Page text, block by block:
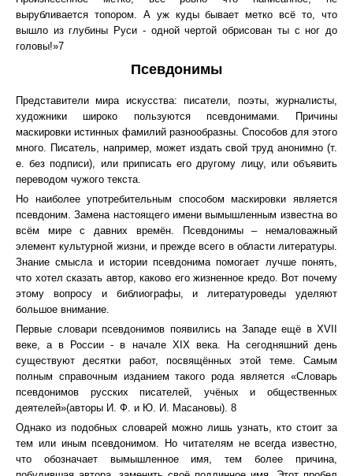
вырубливается топором. А уж куды бывает метко всё то, что
вышло из глубины Руси - одной чертой обрисован ты с ног до
головы!»7
Псевдонимы
Представители мира искусства: писатели, поэты, журналисты,
художники широко пользуются псевдонимами. Причины
маскировки истинных фамилий разнообразны. Способов для этого
много. Писатель, например, может издать свой труд анонимно (т.
е. без подписи), или приписать его другому лицу, или объявить
переводом чужого текста.
Но наиболее употребительным способом маскировки является
псевдоним. Замена настоящего имени вымышленным известна во
всём мире с давних времён. Псевдонимы – немаловажный
элемент культурной жизни, и прежде всего в области литературы.
Знание смысла и истории псевдонима помогает лучше понять,
что хотел сказать автор, каково его жизненное кредо. Вот почему
этому вопросу и библиографы, и литературоведы уделяют
большое внимание.
Первые словари псевдонимов появились на Западе ещё в XVII
веке, а в России - в начале XIX века. На сегодняшний день
существуют десятки работ, посвящённых этой теме. Самым
полным справочным изданием такого рода является «Словарь
псевдонимов русских писателей, учёных и общественных
деятелей»(авторы И. Ф. и Ю. И. Масановы). 8
Однако из подобных словарей можно лишь узнать, кто стоит за
тем или иным псевдонимом. Но читателям не всегда известно,
что обозначает вымышленное имя, тем более причина,